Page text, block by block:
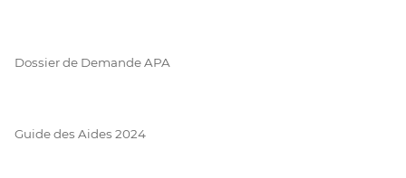
Dossier de Demande APA
Guide des Aides 2024